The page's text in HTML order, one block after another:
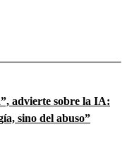
advierte sobre la IA:
sino del abuso”